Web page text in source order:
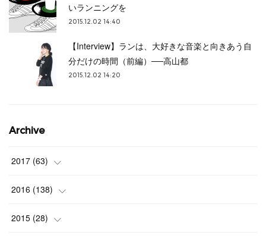
いランニングを
2015.12.02 14:40
【Interview】ランは、大好きな音楽と向きあう自
分だけの時間（前編）──高山都
2015.12.02 14:20
Archive
2017 (63)
(3)
(4)
2016 (138)
(9)
2015 (28)